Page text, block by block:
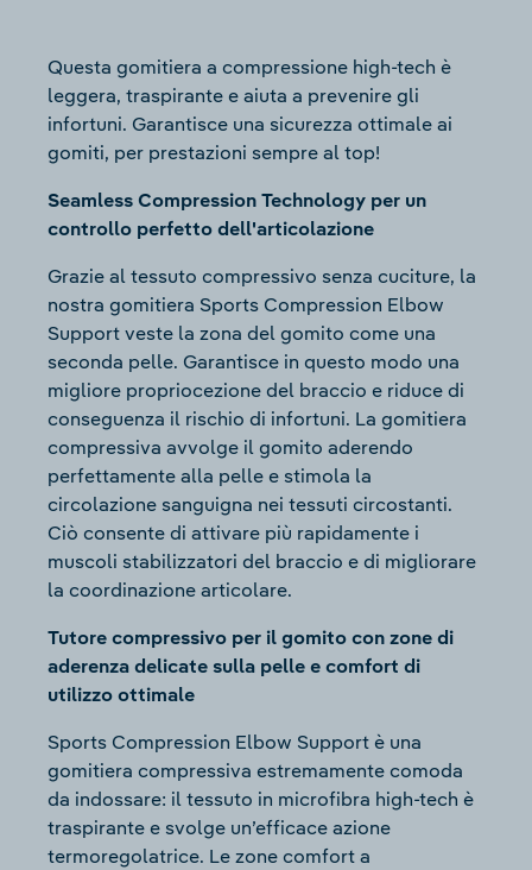
Questa gomitiera a compressione high-tech è
leggera, traspirante e aiuta a prevenire gli
infortuni. Garantisce una sicurezza ottimale ai
gomiti, per prestazioni sempre al top!
Seamless Compression Technology per un
controllo perfetto dell'articolazione
Grazie al tessuto compressivo senza cuciture, la
nostra gomitiera Sports Compression Elbow
Support veste la zona del gomito come una
seconda pelle. Garantisce in questo modo una
migliore propriocezione del braccio e riduce di
conseguenza il rischio di infortuni. La gomitiera
compressiva avvolge il gomito aderendo
perfettamente alla pelle e stimola la
circolazione sanguigna nei tessuti circostanti.
Ciò consente di attivare più rapidamente i
muscoli stabilizzatori del braccio e di migliorare
la coordinazione articolare.
Tutore compressivo per il gomito con zone di
aderenza delicate sulla pelle e comfort di
utilizzo ottimale
Sports Compression Elbow Support è una
gomitiera compressiva estremamente comoda
da indossare: il tessuto in microfibra high-tech è
traspirante e svolge un’efficace azione
termoregolatrice. Le zone comfort a